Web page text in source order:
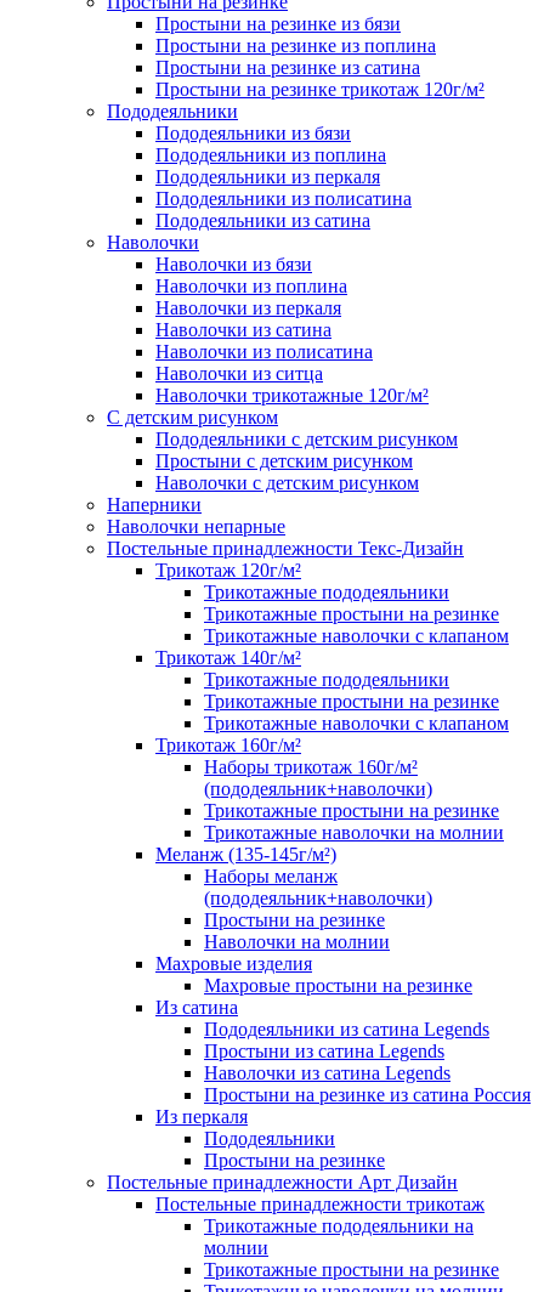
Простыни на резинке из бязи
Простыни на резинке из поплина
Простыни на резинке из сатина
Простыни на резинке трикотаж 120г/м²
Пододеяльники
Пододеяльники из бязи
Пододеяльники из поплина
Пододеяльники из перкаля
Пододеяльники из полисатина
Пододеяльники из сатина
Наволочки
Наволочки из бязи
Наволочки из поплина
Наволочки из перкаля
Наволочки из сатина
Наволочки из полисатина
Наволочки из ситца
Наволочки трикотажные 120г/м²
C детским рисунком
Пододеяльники с детским рисунком
Простыни с детским рисунком
Наволочки с детским рисунком
Наперники
Наволочки непарные
Постельные принадлежности Текс-Дизайн
Трикотаж 120г/м²
Трикотажные пододеяльники
Трикотажные простыни на резинке
Трикотажные наволочки с клапаном
Трикотаж 140г/м²
Трикотажные пододеяльники
Трикотажные простыни на резинке
Трикотажные наволочки с клапаном
Трикотаж 160г/м²
Наборы трикотаж 160г/м²
(пододеяльник+наволочки)
Трикотажные простыни на резинке
Трикотажные наволочки на молнии
Меланж (135-145г/м²)
Наборы меланж
(пододеяльник+наволочки)
Простыни на резинке
Наволочки на молнии
Махровые изделия
Махровые простыни на резинке
Из сатина
Пододеяльники из сатина Legends
Простыни из сатина Legends
Наволочки из сатина Legends
Простыни на резинке из сатина Россия
Из перкаля
Пододеяльники
Простыни на резинке
Постельные принадлежности Арт Дизайн
Постельные принадлежности трикотаж
Трикотажные пододеяльники на
молнии
Трикотажные простыни на резинке